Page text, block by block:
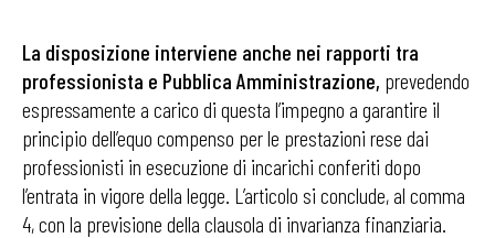
La disposizione interviene anche nei rapporti tra
professionista e Pubblica Amministrazione, prevedendo
espressamente a carico di questa l’impegno a garantire il
principio dell’equo compenso per le prestazioni rese dai
professionisti in esecuzione di incarichi conferiti dopo
l’entrata in vigore della legge. L’articolo si conclude, al comma
4, con la previsione della clausola di invarianza finanziaria.